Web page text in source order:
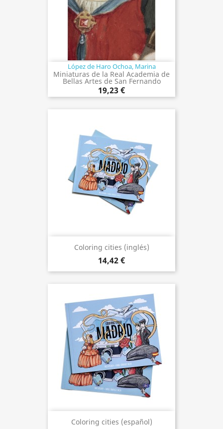
López de Haro Ochoa, Marina
Miniaturas de la Real Academia de
Bellas Artes de San Fernando
19,23 €
Coloring cities (inglés)
14,42 €
Coloring cities (español)